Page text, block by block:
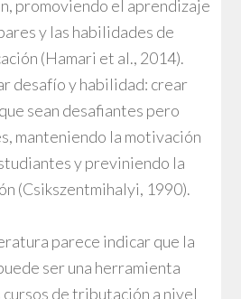
promoviendo el aprendizaje
y las habilidades de
(Hamari et al., 2014).
desafío y habilidad: crear
sean desafiantes pero
manteniendo la motivación
y previniendo la
(Csikszentmihalyi, 1990).
parece indicar que la
ser una herramienta
de tributación a nivel